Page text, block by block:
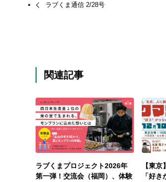
ラブくま通信 2/28号
関連記事
ラブくまプロジェクト2026年
第一弾！交流会（福岡）、体験
【東
「好